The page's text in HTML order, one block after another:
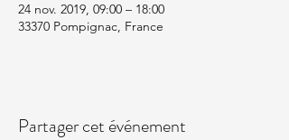
24 nov. 2019, 09:00 – 18:00
33370 Pompignac, France
Partager cet événement